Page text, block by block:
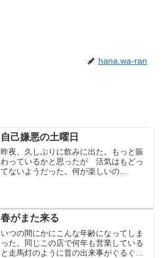
hana.wa-ran
自己嫌悪の土曜日
昨夜、久しぶりに飲みに出た。もっと賑
わっているかと思ったが 活気はもどっ
てないようだった。何が楽しいの
の残骸があった。そうだった、ス...
春がまた来る
いつの間にかにこんな年齢になってしま
った。同じこの店で何年も営業している
と走馬灯のように昔の出来事がぐるぐる